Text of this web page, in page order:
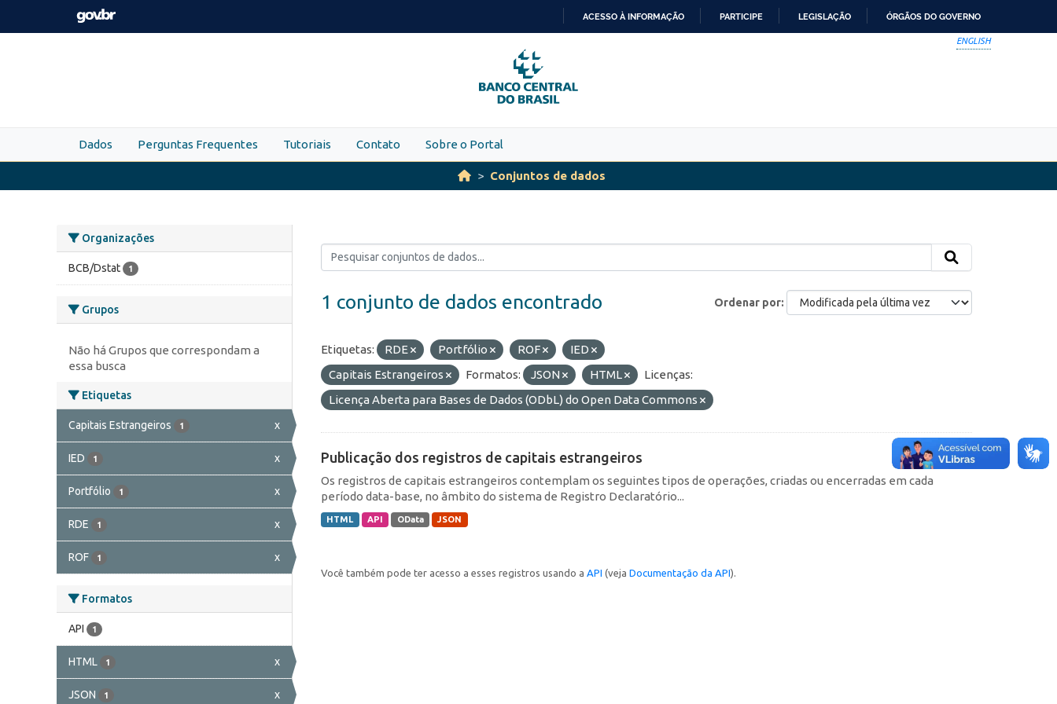
Skip to main content
PARA
O
CONTEÚDO
ACESSO À INFORMAÇÃO PARTICIPE LEGISLAÇÃO ÓRGÃOS DO GOVERNO
ENGLISH
Dados Perguntas Frequentes Tutoriais Contato Sobre o Portal
Conjuntos de dados
Organizações
BCB/Dstat 1
Grupos
Não há Grupos que correspondam a
essa busca
Etiquetas
Capitais Estrangeiros 1 x
IED 1 x
Portfólio 1 x
RDE 1 x
ROF 1 x
Formatos
API 1
HTML 1 x
JSON 1 x
Ordenar por
1 conjunto de dados encontrado
Etiquetas: RDE Portfólio ROF
IED
Capitais Estrangeiros
Formatos: JSON HTML
Licenças:
Licença Aberta para Bases de Dados (ODbL) do Open Data Commons
Publicação dos registros de capitais estrangeiros
Os registros de capitais estrangeiros contemplam os seguintes tipos de operações, criadas ou encerradas em cada
período data-base, no âmbito do sistema de Registro Declaratório...
HTML API OData JSON
Você também pode ter acesso a esses registros usando a API (veja Documentação da API).